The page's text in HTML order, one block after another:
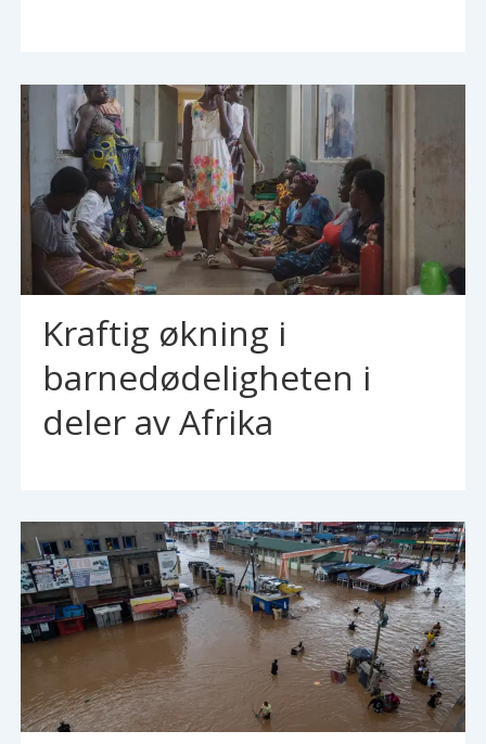
Kraftig økning i
barnedødeligheten i
deler av Afrika